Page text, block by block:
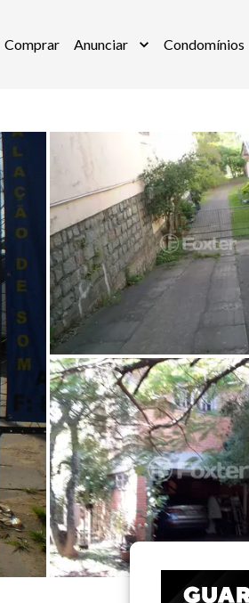
Comprar Anunciar Condomínios